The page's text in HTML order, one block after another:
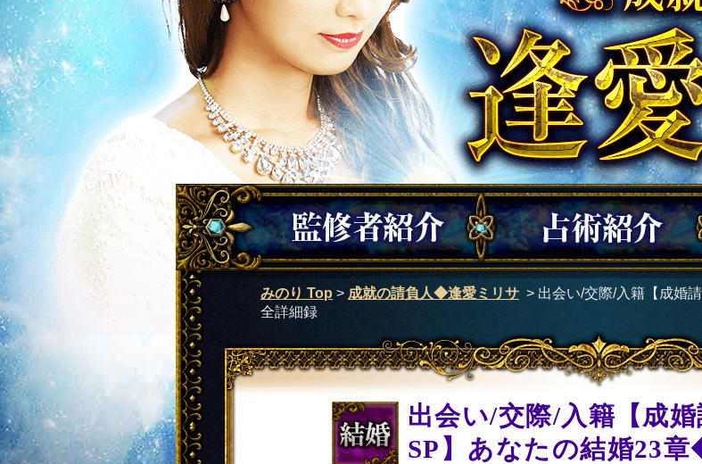
みのり Top > 成就の請負人◆逢愛ミリサ > 出会い/交際/入籍【成婚
全詳細録
出会い/交際/入籍【成
SP】あなたの結婚23